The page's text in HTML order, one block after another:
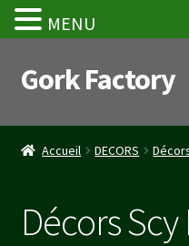
Aller
à
navigation
Aller
au
Gork Factory
Accueil
Mon compte
Accueil DECORS
Décors Scy
MENU